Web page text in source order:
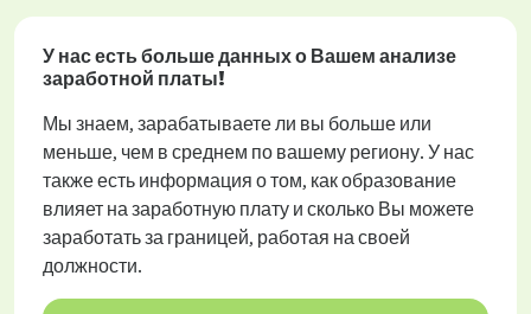
У нас есть больше данных о Вашем анализе
заработной платы!
Мы знаем, зарабатываете ли вы больше или
меньше, чем в среднем по вашему региону. У нас
также есть информация о том, как образование
влияет на заработную плату и сколько Вы можете
заработать за границей, работая на своей
должности.